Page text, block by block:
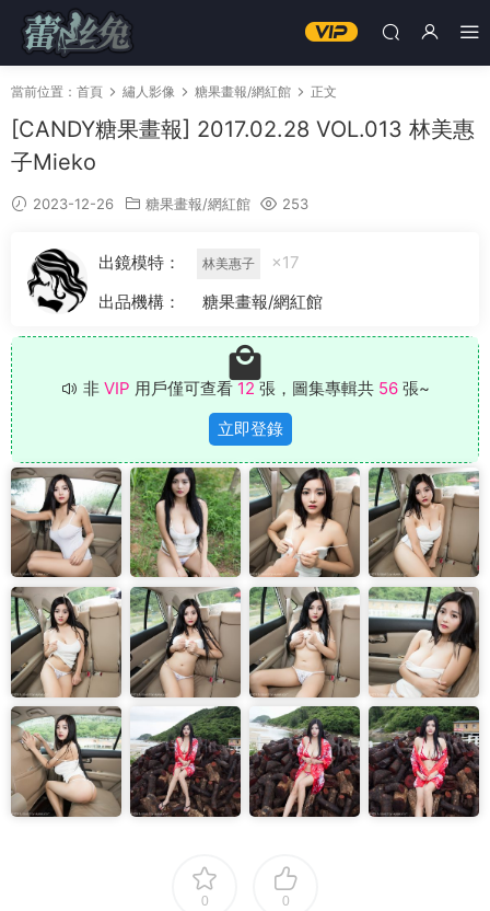
當前位置： 首頁 繡人影像 糖果畫報/網紅館 正文
[CANDY糖果畫報] 2017.02.28 VOL.013 林美惠
子Mieko
2023-12-26 糖果畫報/網紅館 253
出鏡模特： 林美惠子
×17
出品機構：
糖果畫報/網紅館
非 VIP 用戶僅可查看 12 張，圖集專輯共 56張~
立即登錄
0 0